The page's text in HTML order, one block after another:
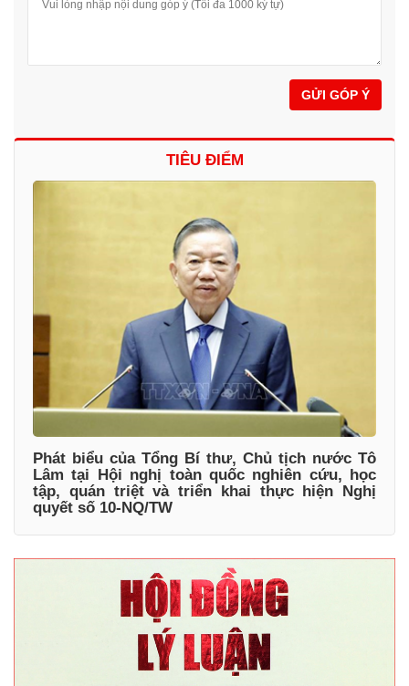
GỬI GÓP Ý
TIÊU ĐIỂM
Phát biểu của Tổng Bí thư, Chủ tịch nước Tô
Lâm tại Hội nghị toàn quốc nghiên cứu, học
tập, quán triệt và triển khai thực hiện Nghị
quyết số 10-NQ/TW